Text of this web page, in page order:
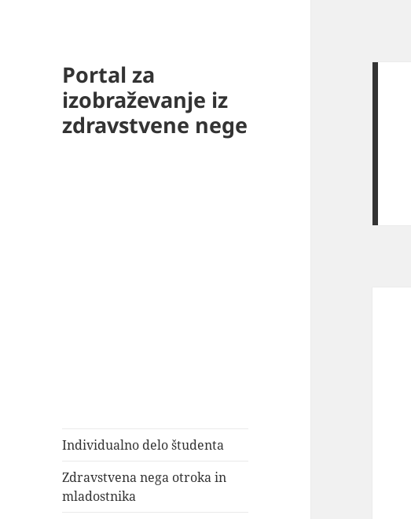
Portal za
izobraževanje iz
zdravstvene nege
Individualno delo študenta
Zdravstvena nega otroka in
mladostnika